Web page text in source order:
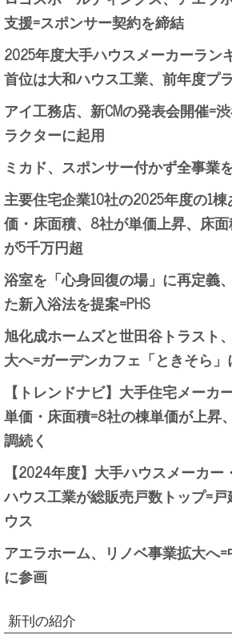
支援=スポンサー契約を締結
2025年度大手ハウスメーカーラン
首位は大和ハウス工業、前年度プ
アイ工務店、新CMの発表会開催=
ラクターに起用
ミカド、スポンサー付かず全事業
主要住宅企業10社の2025年度の1
価・床面積、8社が単価上昇、床
が5千万円超
浴室を「心身回復の場」に再定義
た新入浴法を提案=PHS
旭化成ホームズと世田谷トラスト
大へ=ガーデンカフェ「ときそら
【トレンドナビ】大手住宅メーカ
単価・床面積=8社の棟単価が上昇
調続く
【2024年度】大手ハウスメーカ
ハウス工業が総販売戸数トップ=
ウス
アエラホーム、リノベ事業拡大へ
に参画
新刊の紹介